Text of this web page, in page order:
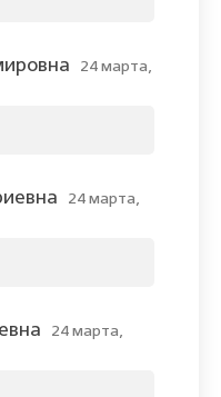
24 марта,
24 марта,
24 марта,